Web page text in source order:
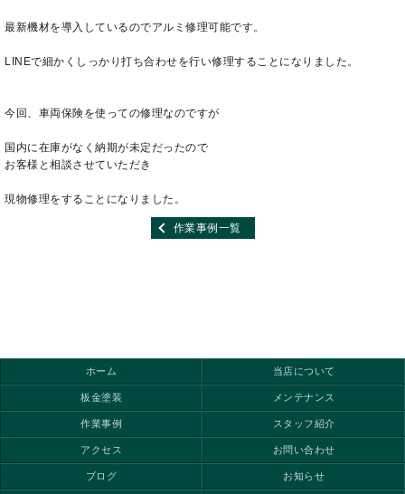
最新機材を導入しているのでアルミ修理可能です。
LINEで細かくしっかり打ち合わせを行い修理することになりました。
今回、車両保険を使っての修理なのですが
国内に在庫がなく納期が未定だったので
お客様と相談させていただき
現物修理をすることになりました。
作業事例一覧
ホーム 当店について
板金塗装 メンテナンス
作業事例 スタッフ紹介
アクセス お問い合わせ
ブログ お知らせ